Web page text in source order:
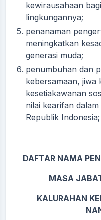
kewirausahaan
lingkungannya;
penanaman
meningkatkan
generasi muda;
penumbuhan dan
kebersamaan, jiwa
kesetiakawanan
nilai kearifan
Republik Indonesia;
DAFTAR NAMA
MASA
KALURAHAN